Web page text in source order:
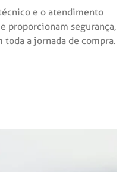
e o atendimento
proporcionam segurança,
a jornada de compra.